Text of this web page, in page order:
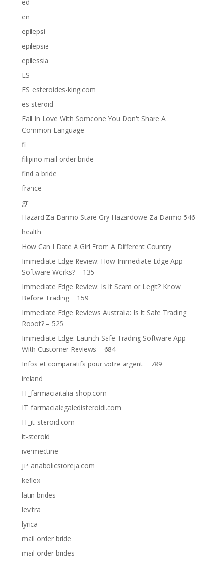
ed
en
epilepsi
epilepsie
epilessia
ES
ES_esteroides-king.com
es-steroid
Fall In Love With Someone You Don't Share A
Common Language
fi
filipino mail order bride
find a bride
france
gr
Hazard Za Darmo Stare Gry Hazardowe Za Darmo 546
health
How Can I Date A Girl From A Different Country
Immediate Edge Review: How Immediate Edge App
Software Works? – 135
Immediate Edge Review: Is It Scam or Legit? Know
Before Trading – 159
Immediate Edge Reviews Australia: Is It Safe Trading
Robot? – 525
Immediate Edge: Launch Safe Trading Software App
With Customer Reviews – 684
Infos et comparatifs pour votre argent – 789
ireland
IT_farmaciaitalia-shop.com
IT_farmacialegaledisteroidi.com
IT_it-steroid.com
it-steroid
ivermectine
JP_anabolicstoreja.com
keflex
latin brides
levitra
lyrica
mail order bride
mail order brides